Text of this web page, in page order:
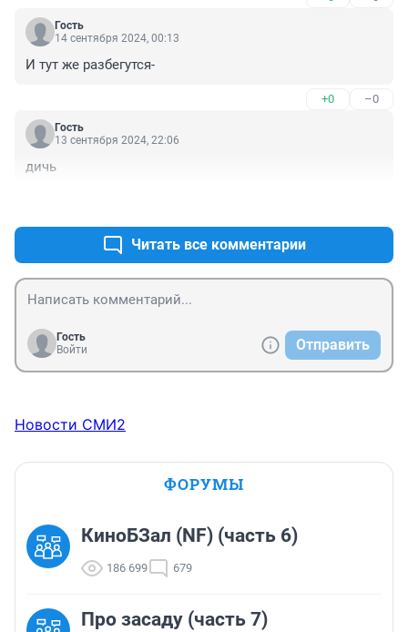
Гость
14 сентября 2024, 00:13
И тут же разбегутся-
+0 –0
Гость
13 сентября 2024, 22:06
дичь
Читать все комментарии
Гость
Войти
Отправить
Новости СМИ2
ФОРУМЫ
КиноБЗал (NF) (часть 6)
186 699 679
Про засаду (часть 7)